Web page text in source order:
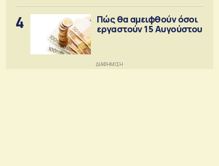
4
Πώς θα αμειφθούν όσοι
εργαστούν 15 Αυγούστου